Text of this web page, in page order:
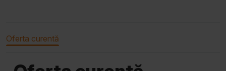
Oferta curentă